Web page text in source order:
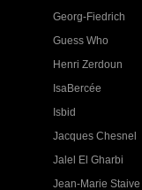
Georg-Fiedrich
Guess Who
Henri Zerdoun
IsaBercée
Isbid
Jacques Chesnel
Jalel El Gharbi
Jean-Marie Staive